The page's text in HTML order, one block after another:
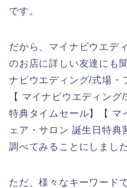
です。
だから、マイナビウエデ
のお店に詳しい友達にも
ナビウエディング/式場・
【 マイナビウエディン
特典タイムセール】【 マ
ェア・サロン 誕生日特典
調べてみることにしました
ただ、様々なキーワード